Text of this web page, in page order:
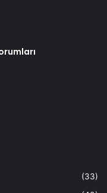
(33)